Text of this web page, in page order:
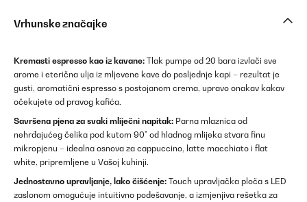
Vrhunske značajke
Kremasti espresso kao iz kavane: Tlak pumpe od 20 bara izvlači sve
arome i eterična ulja iz mljevene kave do posljednje kapi – rezultat je
gusti, aromatični espresso s postojanom crema, upravo onakav kakav
očekujete od pravog kafića.
Savršena pjena za svaki mliječni napitak: Parna mlaznica od
nehrđajućeg čelika pod kutom 90° od hladnog mlijeka stvara finu
mikropjenu – idealna osnova za cappuccino, latte macchiato i flat
white, pripremljene u Vašoj kuhinji.
Jednostavno upravljanje, lako čišćenje: Touch upravljačka ploča s LED
zaslonom omogućuje intuitivno podešavanje, a izmjenjiva rešetka za